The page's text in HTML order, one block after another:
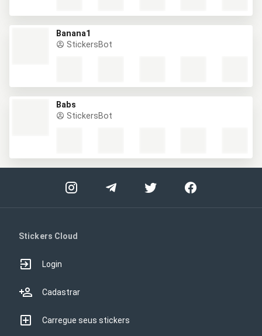
Banana1
StickersBot
Babs
StickersBot
Stickers Cloud
Login
Cadastrar
Carregue seus stickers